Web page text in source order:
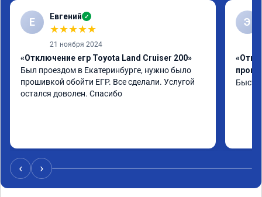
Е Евгений ✓
★★★★★
21 ноября 2024
«Отключение егр Toyota Land Cruiser 200»
Был проездом в Екатеринбурге, нужно было
прошивкой обойти ЕГР. Все сделали. Услугой
остался доволен. Спасибо
Э
‹ ›